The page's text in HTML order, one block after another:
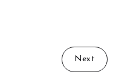
Next